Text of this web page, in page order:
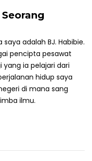
adalah BJ. Habibie.
pencipta pesawat
ia pelajari dari
hidup saya
di mana sang
ilmu.